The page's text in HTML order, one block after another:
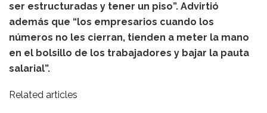
ser estructuradas y tener un piso”. Advirtió
además que “los empresarios cuando los
números no les cierran, tienden a meter la mano
en el bolsillo de los trabajadores y bajar la pauta
salarial”.
Related articles